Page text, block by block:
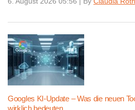
Googles KI-Update – Was die neuen